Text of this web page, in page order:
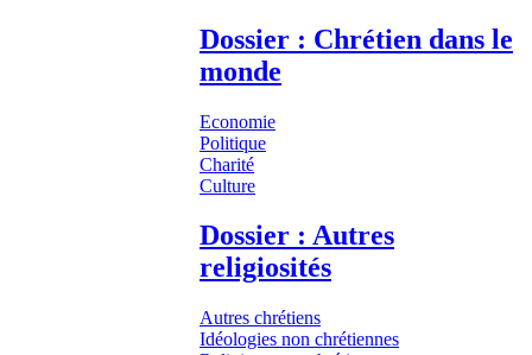
Dossier : Chrétien dans le
monde
Economie
Politique
Charité
Culture
Dossier : Autres
religiosités
Autres chrétiens
Idéologies non chrétiennes